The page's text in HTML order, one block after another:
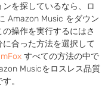
を探しているなら、ロ
Amazon Music をダウン
操作を実行するにはさ
合った方法を選択して
すべての方法の中で
Musicをロスレス品質
。